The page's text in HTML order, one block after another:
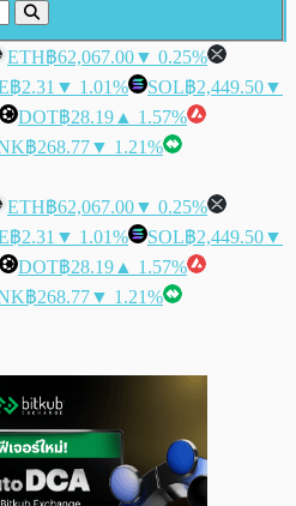
ETH฿62,067.00▼ 0.25%
฿2.31 ▼ 1.01% SOL฿2,449.50▼
DOT฿28.19 ▲ 1.57%
฿268.77▼ 1.21%
ETH฿62,067.00▼ 0.25%
฿2.31 ▼ 1.01% SOL฿2,449.50▼
DOT฿28.19 ▲ 1.57%
฿268.77▼ 1.21%